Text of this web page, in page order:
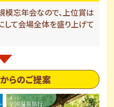
忘年会なので、上位賞は
して会場全体を盛り上げて
らのご提案